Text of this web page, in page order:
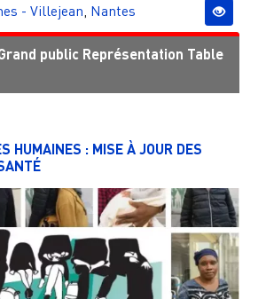
- Villejean Nantes
public Représentation Table
HUMAINES : MISE À JOUR DES